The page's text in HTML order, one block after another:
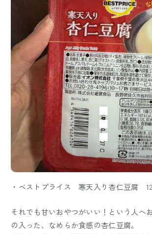
・ベストプライス 寒天入り杏仁豆腐
それでも甘いおやつがいい！という人へ
の入った、なめらか食感の杏仁豆腐。